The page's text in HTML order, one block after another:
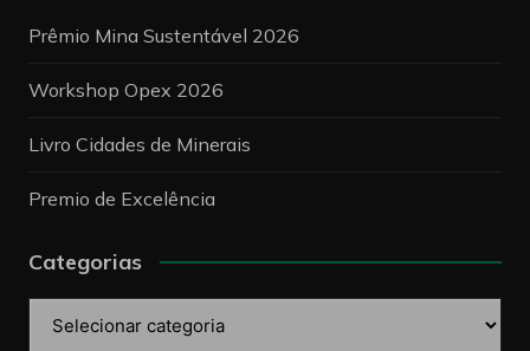
Prêmio Mina Sustentável 2026
Workshop Opex 2026
Livro Cidades de Minerais
Premio de Excelência
Categorias